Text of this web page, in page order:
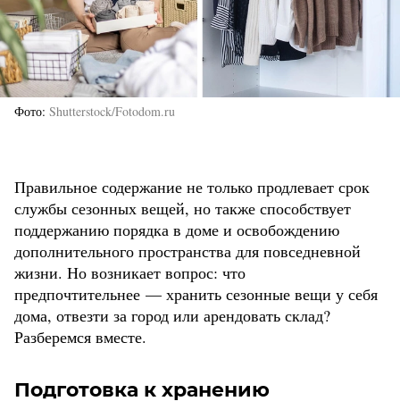
Фото Shutterstock/Fotodom.ru
Правильное содержание не только продлевает срок
службы сезонных вещей, но также способствует
поддержанию порядка в доме и освобождению
дополнительного пространства для повседневной
жизни. Но возникает вопрос: что
предпочтительнее — хранить сезонные вещи у себя
дома, отвезти за город или арендовать склад?
Разберемся вместе.
Подготовка к хранению